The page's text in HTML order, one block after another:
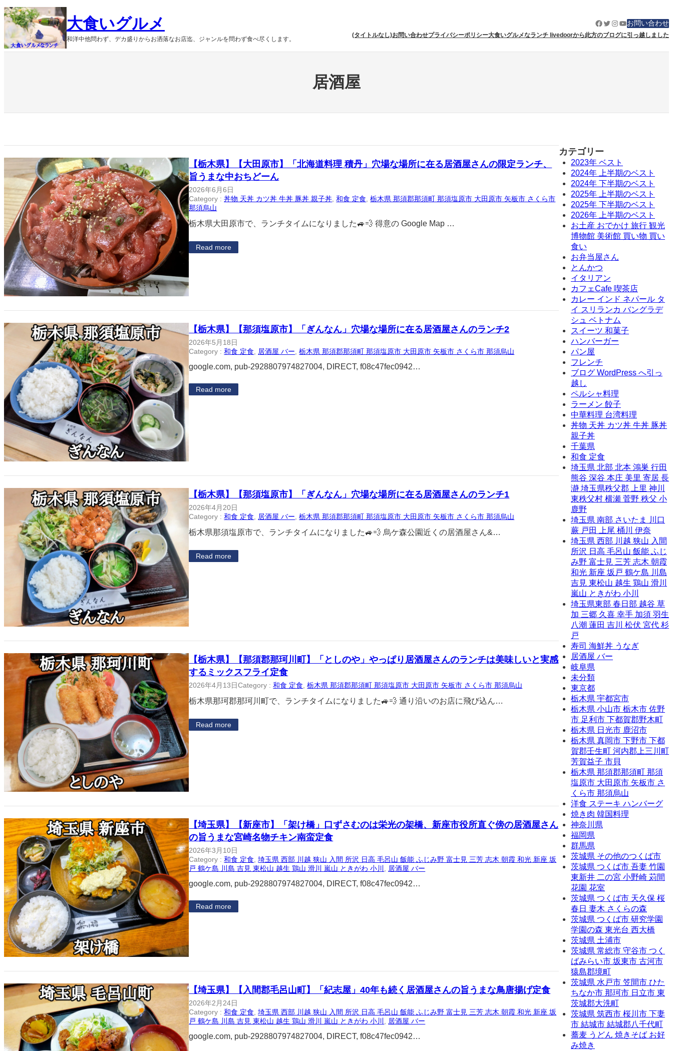
内
容
ス
キ
大食いグルメ
和洋中他問わず、デカ盛りからお洒落なお店迄、ジャンルを問わず食べ尽くします。
Facebook
Twitter
Instagram
YouTube
お問い合わせ
(タイトルなし)お問い合わせプライバシーポリシー大食いグルメなランチ livedoorから此方のブログに引っ越しました
居酒屋
【栃木県】【大田原市】「北海道料理 積丹」穴場な場所に在る居酒屋さんの限定ランチ、
旨うまな中おちどーん
2026年6月6日
Category :丼物 天丼 カツ丼 牛丼 豚丼 親子丼 , 和食 定食 , 栃木県 那須郡那須町 那須塩原市 大田原市 矢板市 さくら市
那須烏山
栃木県大田原市で、ランチタイムになりました🚙💨 得意の Google Map …
Read more
【栃木県】【那須塩原市】「ぎんなん」穴場な場所に在る居酒屋さんのランチ2
2026年5月18日
Category :和食 定食 居酒屋 バー , 栃木県 那須郡那須町 那須塩原市 大田原市 矢板市 さくら市 那須烏山
google.com, pub-2928807974827004, DIRECT, f08c47fec0942…
Read more
【栃木県】【那須塩原市】「ぎんなん」穴場な場所に在る居酒屋さんのランチ1
2026年4月20日
Category :和食 定食 居酒屋 バー , 栃木県 那須郡那須町 那須塩原市 大田原市 矢板市 さくら市 那須烏山
栃木県那須塩原市で、ランチタイムになりました🚙💨 烏ケ森公園近くの居酒屋さん&…
Read more
【栃木県】【那須郡那珂川町】「としのや」やっぱり居酒屋さんのランチは美味しいと実感
するミックスフライ定食
2026年4月13日Category :和食 定食 , 栃木県 那須郡那須町 那須塩原市 大田原市 矢板市 さくら市 那須烏山
栃木県那珂郡那珂川町で、ランチタイムになりました🚙💨 通り沿いのお店に飛び込ん…
Read more
【埼玉県】【新座市】「架け橋」口ずさむのは栄光の架橋、新座市役所直ぐ傍の居酒屋さん
の旨うまな宮崎名物チキン南蛮定食
2026年3月10日
Category :和食 定食 , 埼玉県 西部 川越 狭山 入間 所沢 日高 毛呂山 飯能 ふじみ野 富士見 三芳 志木 朝霞 和光 新座 坂
戸 鶴ケ島 川島 吉見 東松山 越生 鶏山 滑川 嵐山 ときがわ 小川
居酒屋 バー
google.com, pub-2928807974827004, DIRECT, f08c47fec0942…
Read more
【埼玉県】【入間郡毛呂山町】「紀志屋」40年も続く居酒屋さんの旨うまな鳥唐揚げ定食
2026年2月24日
Category :和食 定食 , 埼玉県 西部 川越 狭山 入間 所沢 日高 毛呂山 飯能 ふじみ野 富士見 三芳 志木 朝霞 和光 新座 坂
戸 鶴ケ島 川島 吉見 東松山 越生 鶏山 滑川 嵐山 ときがわ 小川
居酒屋 バー
google.com, pub-2928807974827004, DIRECT, f08c47fec0942…
カテゴリー
2023年 ベスト
2024年 上半期のベスト
2024年 下半期のベスト
2025年 上半期のベスト
2025年 下半期のベスト
2026年 上半期のベスト
お土産 おでかけ 旅行 観光
博物館 美術館 買い物 買い
食い
お弁当屋さん
とんかつ
イタリアン
カフェCafe 喫茶店
カレー インド ネパール タ
イ スリランカ バングラデ
シュ ベトナム
スイーツ 和菓子
ハンバーガー
パン屋
フレンチ
ブログ WordPress へ引っ
越し
ペルシャ料理
ラーメン 餃子
中華料理 台湾料理
丼物 天丼 カツ丼 牛丼 豚丼
親子丼
千葉県
和食 定食
埼玉県 北部 北本 鴻巣 行田
熊谷 深谷 本庄 美里 寄居 長
瀞 埼玉県秩父郡 上里 神川
東秩父村 横瀬 菅野 秩父 小
鹿野
埼玉県 南部 さいたま 川口
蕨 戸田 上尾 桶川 伊奈
埼玉県 西部 川越 狭山 入間
所沢 日高 毛呂山 飯能 ふじ
み野 富士見 三芳 志木 朝霞
和光 新座 坂戸 鶴ケ島 川島
吉見 東松山 越生 鶏山 滑川
嵐山 ときがわ 小川
埼玉県東部 春日部 越谷 草
加 三郷 久喜 幸手 加須 羽生
八潮 蓮田 吉川 松伏 宮代 杉
戸
寿司 海鮮丼 うなぎ
居酒屋 バー
岐阜県
未分類
東京都
栃木県 宇都宮市
栃木県 小山市 栃木市 佐野
市 足利市 下都賀郡野木町
栃木県 日光市 鹿沼市
栃木県 真岡市 下野市 下都
賀郡壬生町 河内郡上三川町
芳賀益子 市貝
栃木県 那須郡那須町 那須
塩原市 大田原市 矢板市 さ
くら市 那須烏山
洋食 ステーキ ハンバーグ
焼き肉 韓国料理
神奈川県
福岡県
群馬県
茨城県 その他のつくば市
茨城県 つくば市 吾妻 竹園
東新井 二の宮 小野崎 苅間
花園 花室
茨城県 つくば市 天久保 桜
春日 妻木 さくらの森
茨城県 つくば市 研究学園
学園の森 東光台 西大橋
茨城県 土浦市
茨城県 常総市 守谷市 つく
ばみらい市 坂東市 古河市
猿島郡境町
茨城県 水戸市 笠間市 ひた
ちなか市 那珂市 日立市 東
茨城郡大洗町
茨城県 筑西市 桜川市 下妻
市 結城市 結城郡八千代町
蕎麦 うどん 焼きそば お好
み焼き